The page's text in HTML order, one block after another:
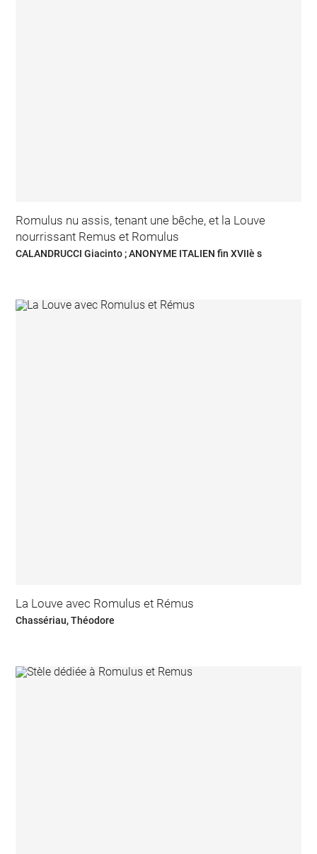
Romulus nu assis, tenant une bêche, et la Louve
nourrissant Remus et Romulus
CALANDRUCCI Giacinto ; ANONYME ITALIEN fin XVIIè s
La Louve avec Romulus et Rémus
Chassériau, Théodore